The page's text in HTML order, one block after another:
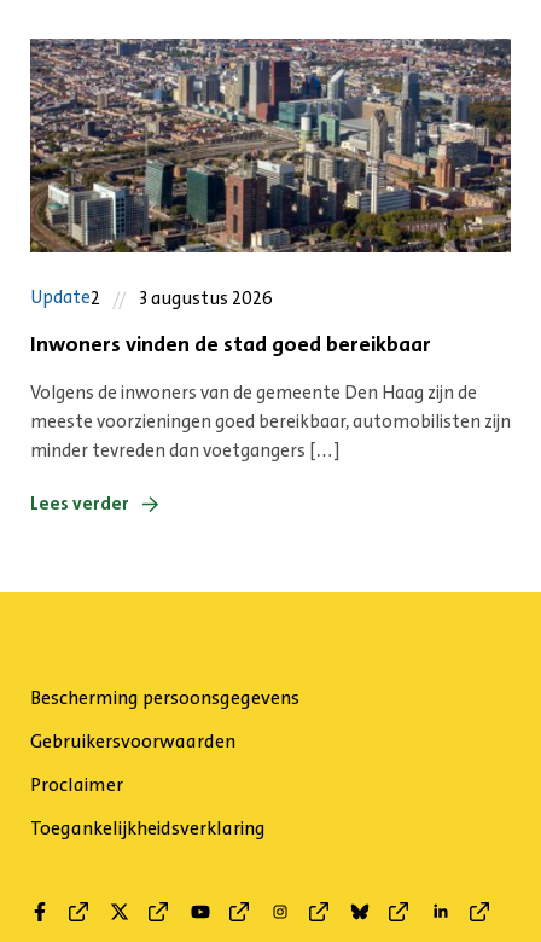
Update2 3 augustus 2026
Inwoners vinden de stad goed bereikbaar
Volgens de inwoners van de gemeente Den Haag zijn de
meeste voorzieningen goed bereikbaar, automobilisten zijn
minder tevreden dan voetgangers […]
Lees verder
Bescherming persoonsgegevens
Gebruikersvoorwaarden
Proclaimer
Toegankelijkheidsverklaring
Facebook Twitter Youtube InstagramBluesky Linkedin